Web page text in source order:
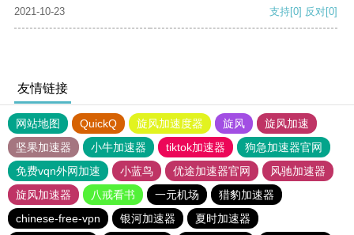
2021-10-23 支持[0] 反对[0]
友情链接
网站地图 QuickQ 旋风加速度器 旋风
旋风加速
坚果加速器
小牛加速器 tiktok加速器
狗急加速器官网
免费vqn外网加速
小蓝鸟 优途加速器官网
风驰加速器
旋风加速器
八戒看书 一元机场
猎豹加速器
chinese-free-vpn
银河加速器
夏时加速器